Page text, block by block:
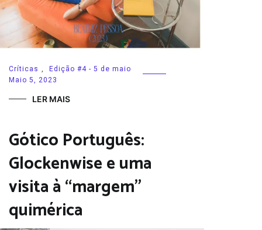
Críticas ,
Edição #4 - 5 de maio
Maio 5, 2023
LER MAIS
Gótico Português:
Glockenwise e uma
visita à “margem”
quimérica